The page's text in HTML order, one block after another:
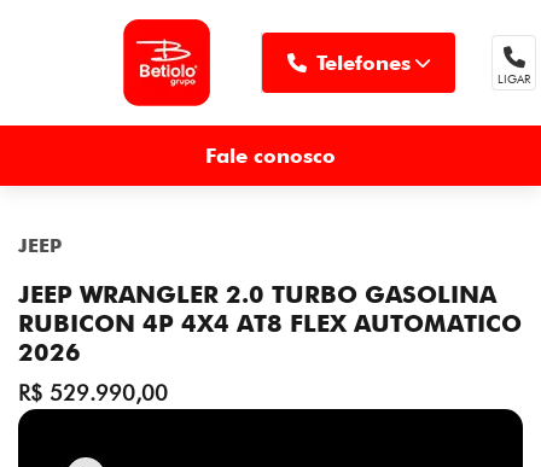
Telefones
LIGAR
Fale conosco
JEEP
JEEP WRANGLER 2.0 TURBO GASOLINA
RUBICON 4P 4X4 AT8 FLEX AUTOMATICO
2026
R$ 529.990,00